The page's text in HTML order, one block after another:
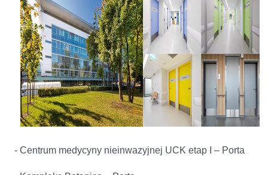
- Centrum medycyny nieinwazyjnej UCK etap I – Porta